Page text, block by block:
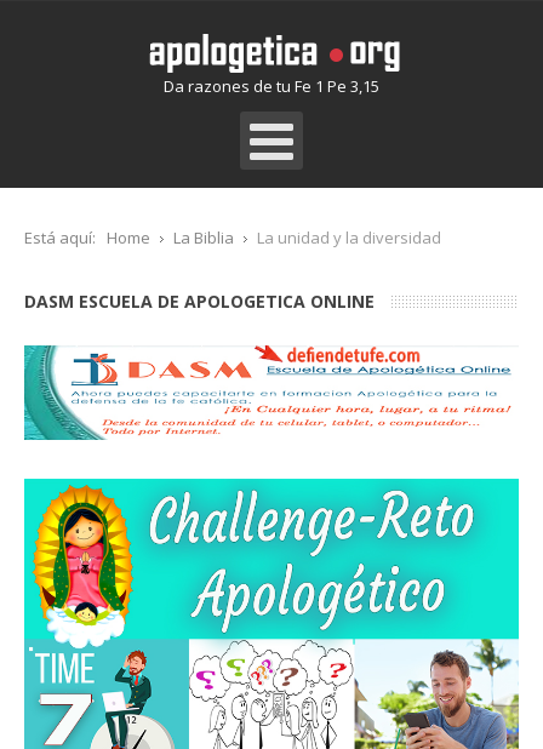
Da razones de tu Fe 1 Pe 3,15
Está aquí: Home La Biblia La unidad y la diversidad
DASM ESCUELA DE APOLOGETICA ONLINE